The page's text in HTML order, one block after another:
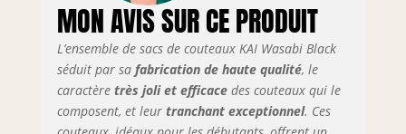
noir, enrichi de
poudre de bambou
pour une
sensation
naturelle, et est
conçu pour des
tâches spécifiques
MON AVIS SUR CE PRODUIT
L’ensemble de sacs de couteaux KAI Wasabi Black
séduit par sa fabrication de haute qualité, le
caractère très joli et efficacedes couteaux qui le
composent, et leur tranchant exceptionnel. Ces